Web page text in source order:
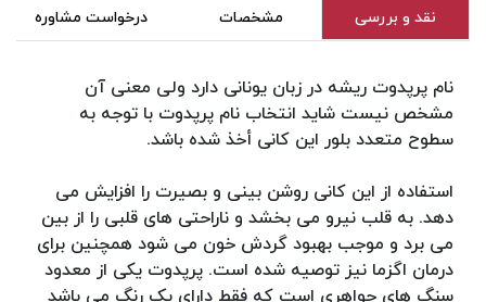
نقد و بررسی مشخصات درخواست مشاوره
نام پرپدوت ریشه در زبان یونانی دارد ولی معنی آن
مشخص نیست شاید انتخاب نام پرپدوت با توجه به
سطوح متعدد بلور این کانی أخذ شده باشد.
استفاده از این کانی روشن بینی و بصیرت را افزایش می
دهد. به قلب نیرو می بخشد و ناراحتی های قلبی را از بین
می برد و موجب بهبود گردش خون می شود همچنین برای
درمان اگزما نیز توصیه شده است. پرپدوت یکی از معدود
سنگ های جواهری است که فقط دارای یک رنگ می باشد